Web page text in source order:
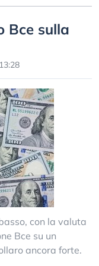
Bce sulla
con la valuta
Bce su un
ancora forte.